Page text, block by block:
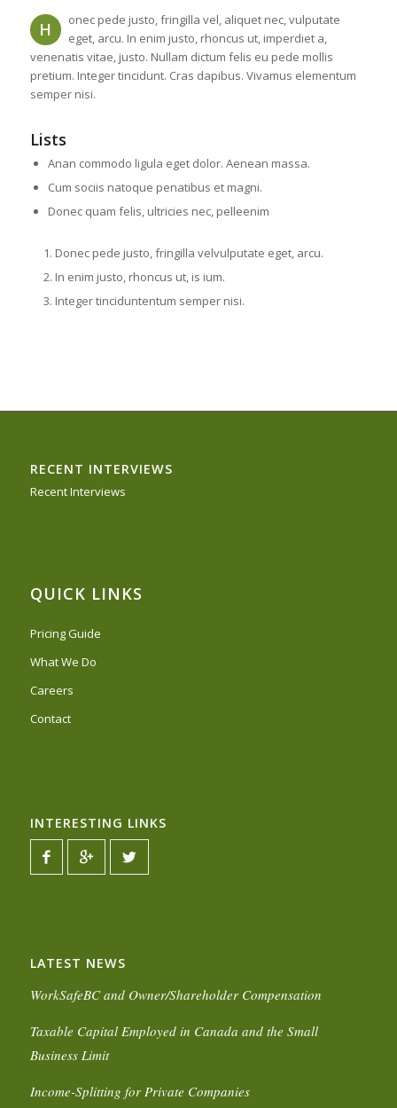
H
onec pede justo, fringilla vel, aliquet nec, vulputate
eget, arcu. In enim justo, rhoncus ut, imperdiet a,
venenatis vitae, justo. Nullam dictum felis eu pede mollis
pretium. Integer tincidunt. Cras dapibus. Vivamus elementum
semper nisi.
Lists
Anan commodo ligula eget dolor. Aenean massa.
Cum sociis natoque penatibus et magni.
Donec quam felis, ultricies nec, pelleenim
Donec pede justo, fringilla velvulputate eget, arcu.
In enim justo, rhoncus ut, is ium.
Integer tinciduntentum semper nisi.
RECENT INTERVIEWS
Recent Interviews
QUICK LINKS
Pricing Guide
What We Do
Careers
Contact
INTERESTING LINKS
LATEST NEWS
WorkSafeBC and Owner/Shareholder Compensation
Taxable Capital Employed in Canada and the Small
Business Limit
Income-Splitting for Private Companies